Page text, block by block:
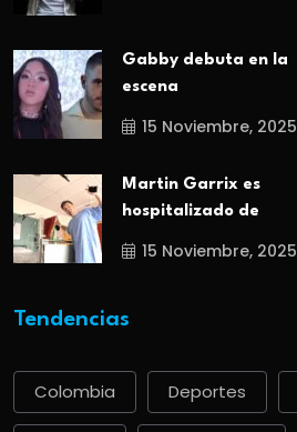
Gabby debuta en la
escena
15 Noviembre, 2025
Martin Garrix es
hospitalizado de
15 Noviembre, 2025
Tendencias
Colombia Deportes